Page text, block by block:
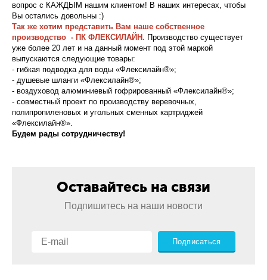
вопрос с КАЖДЫМ нашим клиентом! В наших интересах, чтобы
Вы остались довольны :)
Так же хотим представить Вам наше собственное
производство - ПК ФЛЕКСИЛАЙН. Производство существует
уже более 20 лет и на данный момент под этой маркой
выпускаются следующие товары:
- гибкая подводка для воды «Флексилайн®»;
- душевые шланги «Флексилайн®»;
- воздуховод алюминиевый гофрированный «Флексилайн®»;
- совместный проект по производству веревочных,
полипропиленовых и угольных сменных картриджей
«Флексилайн®».
Будем рады сотрудничеству!
Оставайтесь на связи
Подпишитесь на наши новости
Подписаться